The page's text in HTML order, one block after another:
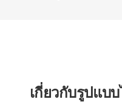
เกี่ยวกับรูปแบ